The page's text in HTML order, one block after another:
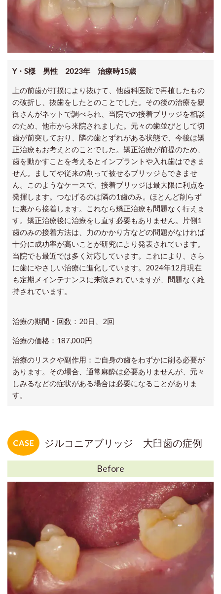
Y・S様 男性 2023年 治療時15歳
上の前歯が打撲により抜けて、他歯科医院で再植したもの
の破折し、抜歯をしたとのことでした。その後の治療を親
御さんがネットで調べられ、当院での接着ブリッジを相談
のため、他市から来院されました。元々の歯並びとして切
歯が前突しており、隣の歯とずれがある状態で、今後は矯
正治療もお考えとのことでした。矯正治療が前提のため、
歯を動かすことを考えるとインプラントや入れ歯はできま
せん。ましてや従来の削って被せるブリッジもできませ
ん。このようなケースで、接着ブリッジは最大限に利点を
発揮します。つなげるのは隣の1歯のみ。ほとんど削らず
に裏から接着します。これなら矯正治療も問題なく行えま
す。矯正治療後に治療をし直す必要もありません。片側1
歯のみの接着方法は、力のかかり方などの問題がなければ
十分に成功率が高いことが研究により発表されています。
当院でも最近では多く対応しています。これにより、さら
に歯にやさしい治療に進化しています。2024年12月現在
も定期メインテナンスに来院されていますが、問題なく維
持されています。
治療の期間・回数：20日、2回
治療の価格：187,000円
治療のリスクや副作用：ご自身の歯をわずかに削る必要が
あります。その場合、通常麻酔は必要ありませんが、元々
しみるなどの症状がある場合は必要になることがありま
す。
ジルコニアブリッジ 大臼歯の症例
Before